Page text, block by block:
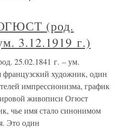
(род.
3.12.1919 г.)
25.02.1841 г. – ум.
художник, один
импрессионизма, график
живописи Огюст
чье имя стало синонимом
Это один